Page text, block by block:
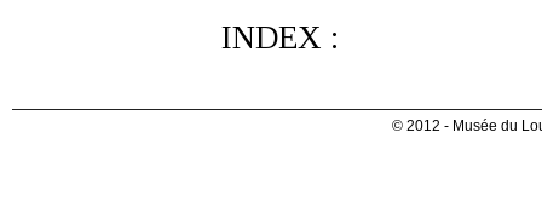
INDEX :
© 2012 - Musée du